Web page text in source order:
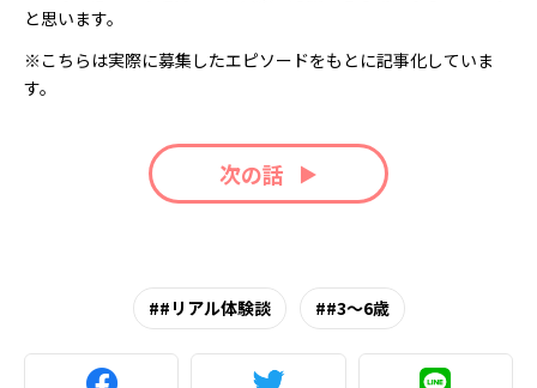
と思います。
※こちらは実際に募集したエピソードをもとに記事化していま
す。
次の話
#リアル体験談 #3～6歳